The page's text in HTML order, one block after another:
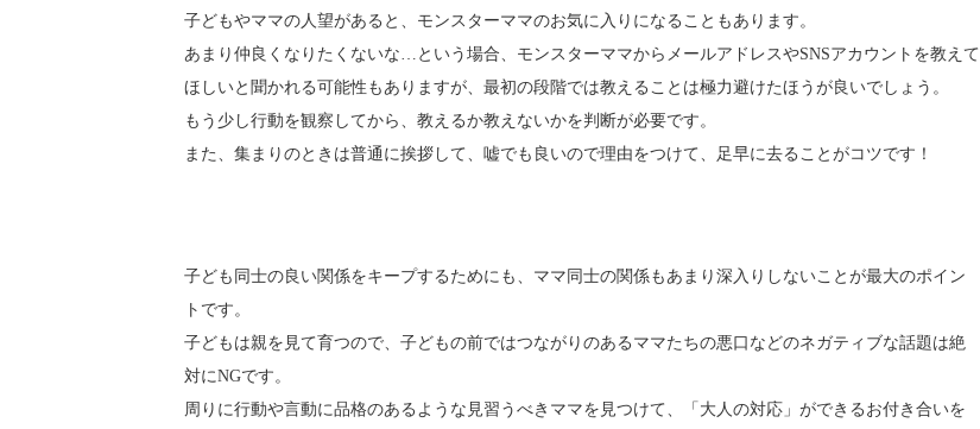
子どもやママの人望があると、モンスターママのお気に入りになることもあります。
あまり仲良くなりたくないな…という場合、モンスターママからメールアドレスやSNSアカウントを教えて
ほしいと聞かれる可能性もありますが、最初の段階では教えることは極力避けたほうが良いでしょう。
もう少し行動を観察してから、教えるか教えないかを判断が必要です。
また、集まりのときは普通に挨拶して、嘘でも良いので理由をつけて、足早に去ることがコツです！
子ども同士の良い関係をキープするためにも、ママ同士の関係もあまり深入りしないことが最大のポイン
トです。
子どもは親を見て育つので、子どもの前ではつながりのあるママたちの悪口などのネガティブな話題は絶
対にNGです。
周りに行動や言動に品格のあるような見習うべきママを見つけて、「大人の対応」ができるお付き合いを